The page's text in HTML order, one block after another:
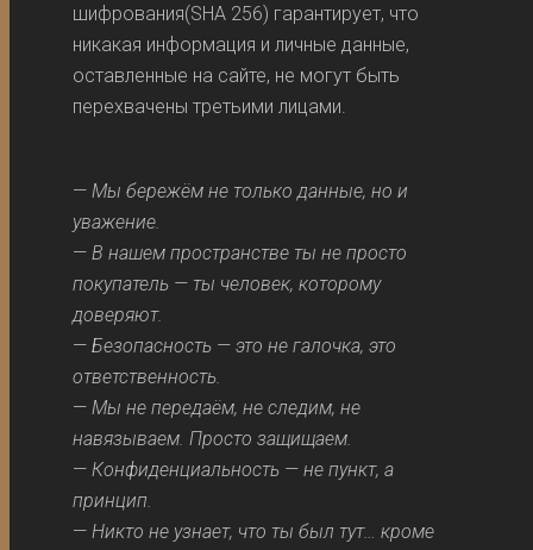
шифрования(SHA 256) гарантирует, что
никакая информация и личные данные,
оставленные на сайте, не могут быть
перехвачены третьими лицами.
—Мы бережём не только данные, но и
уважение.
—В нашем пространстве ты не просто
покупатель — ты человек, которому
доверяют.
—Безопасность — это не галочка, это
ответственность.
—Мы не передаём, не следим, не
навязываем. Просто защищаем.
—Конфиденциальность — не пункт, а
принцип.
—Никто не узнает, что ты был тут… кроме